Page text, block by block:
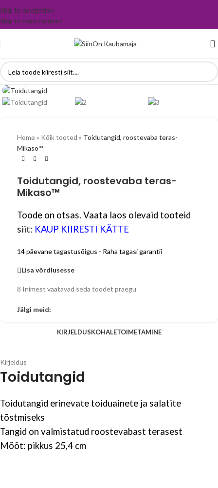
Skip to navigation
Skip to main content
Home» Kõik tooted » Toidutangid, roostevaba teras-
Mikaso™
Toidutangid, roostevaba teras-
Mikaso™
Toode on otsas. Vaata laos olevaid tooteid
siit: KAUP KIIRESTI KÄTTE
14 päevane tagastusõigus - Raha tagasi garantii
Lisa võrdlusesse
8 Inimest vaatavad seda toodet praegu
Jälgi meid:
KIRJELDUSKOHALETOIMETAMINE
Kirjeldus
Toidutangid
Toidutangid erinevate toiduainete ja salatite
tõstmiseks
Tangid on valmistatud roostevabast terasest
Mõõt: pikkus 25,4 cm